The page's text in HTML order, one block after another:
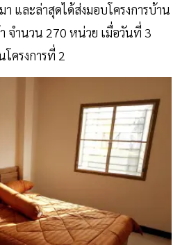
และล่าสุดได้ส่งมอบโครงการบ้าน
จำนวน 270 หน่วย เมื่อวันที่ 3
ครงการที่ 2